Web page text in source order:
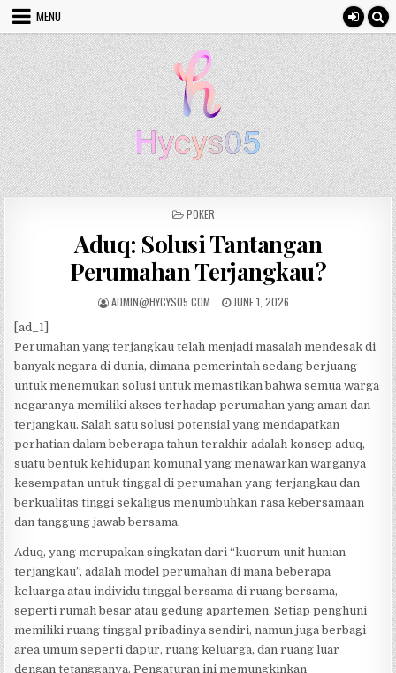
Skip to content
MENU
POSTED IN
POKER
Aduq: Solusi Tantangan
Perumahan Terjangkau?
AUTHOR:
ADMIN@HYCYS05.COM PUBLISHED DATE:
JUNE 1, 2026
[ad_1]
Perumahan yang terjangkau telah menjadi masalah mendesak di
banyak negara di dunia, dimana pemerintah sedang berjuang
untuk menemukan solusi untuk memastikan bahwa semua warga
negaranya memiliki akses terhadap perumahan yang aman dan
terjangkau. Salah satu solusi potensial yang mendapatkan
perhatian dalam beberapa tahun terakhir adalah konsep aduq,
suatu bentuk kehidupan komunal yang menawarkan warganya
kesempatan untuk tinggal di perumahan yang terjangkau dan
berkualitas tinggi sekaligus menumbuhkan rasa kebersamaan
dan tanggung jawab bersama.
Aduq, yang merupakan singkatan dari “kuorum unit hunian
terjangkau”, adalah model perumahan di mana beberapa
keluarga atau individu tinggal bersama di ruang bersama,
seperti rumah besar atau gedung apartemen. Setiap penghuni
memiliki ruang tinggal pribadinya sendiri, namun juga berbagi
area umum seperti dapur, ruang keluarga, dan ruang luar
dengan tetangganya. Pengaturan ini memungkinkan